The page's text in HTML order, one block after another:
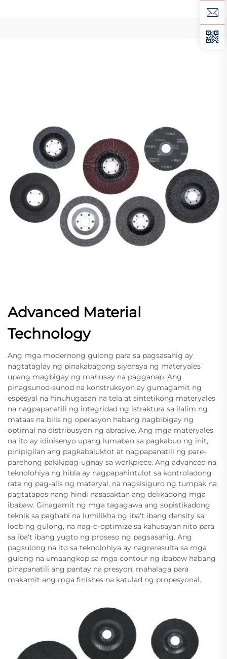
Advanced Material
Technology
Ang mga modernong gulong para sa pagsasahig ay
nagtataglay ng pinakabagong siyensya ng materyales
upang magbigay ng mahusay na pagganap. Ang
pinagsunod-sunod na konstruksyon ay gumagamit ng
espesyal na hinuhugasan na tela at sintetikong materyales
na nagpapanatili ng integridad ng istraktura sa ilalim ng
mataas na bilis ng operasyon habang nagbibigay ng
optimal na distribusyon ng abrasive. Ang mga materyales
na ito ay idinisenyo upang lumaban sa pagkabuo ng init,
pinipigilan ang pagkabaluktot at nagpapanatili ng pare-
parehong pakikipag-ugnay sa workpiece. Ang advanced na
teknolohiya ng hibla ay nagpapahintulot sa kontroladong
rate ng pag-alis ng materyal, na nagsisiguro ng tumpak na
pagtatapos nang hindi nasasaktan ang delikadong mga
ibabaw. Ginagamit ng mga tagagawa ang sopistikadong
teknik sa paghabi na lumilikha ng iba't ibang density sa
loob ng gulong, na nag-o-optimize sa kahusayan nito para
sa iba't ibang yugto ng proseso ng pagsasahig. Ang
pagsulong na ito sa teknolohiya ay nagreresulta sa mga
gulong na umaangkop sa mga contour ng ibabaw habang
pinapanatili ang pantay na presyon, mahalaga para
makamit ang mga finishes na katulad ng propesyonal.